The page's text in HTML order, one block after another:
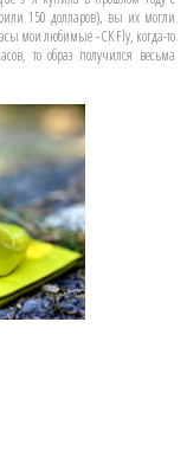
150 долларов), вы их могли
мои любимые - CK Fly, когда-то
то образ получился весьма